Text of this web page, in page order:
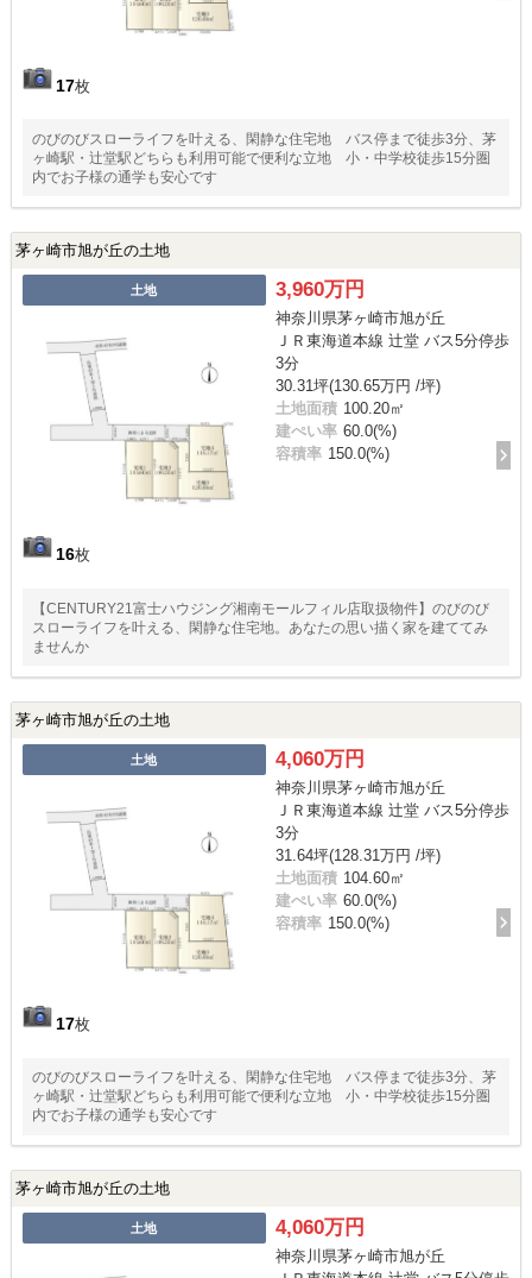
17枚
のびのびスローライフを叶える、閑静な住宅地 バス停まで徒歩3分、茅
ヶ崎駅・辻堂駅どちらも利用可能で便利な立地 小・中学校徒歩15分圏
内でお子様の通学も安心です
茅ヶ崎市旭が丘の土地
土地
16枚
3,960万円
神奈川県茅ヶ崎市旭が丘
ＪＲ東海道本線 辻堂 バス5分停歩
3分
30.31坪(130.65万円 /坪)
土地面積 100.20㎡
建ぺい率 60.0(%)
容積率 150.0(%)
【CENTURY21富士ハウジング湘南モールフィル店取扱物件】のびのび
スローライフを叶える、閑静な住宅地。あなたの思い描く家を建ててみ
ませんか
茅ヶ崎市旭が丘の土地
土地
17枚
4,060万円
神奈川県茅ヶ崎市旭が丘
ＪＲ東海道本線 辻堂 バス5分停歩
3分
31.64坪(128.31万円 /坪)
土地面積 104.60㎡
建ぺい率 60.0(%)
容積率 150.0(%)
のびのびスローライフを叶える、閑静な住宅地 バス停まで徒歩3分、茅
ヶ崎駅・辻堂駅どちらも利用可能で便利な立地 小・中学校徒歩15分圏
内でお子様の通学も安心です
茅ヶ崎市旭が丘の土地
土地 4,060万円
神奈川県茅ヶ崎市旭が丘